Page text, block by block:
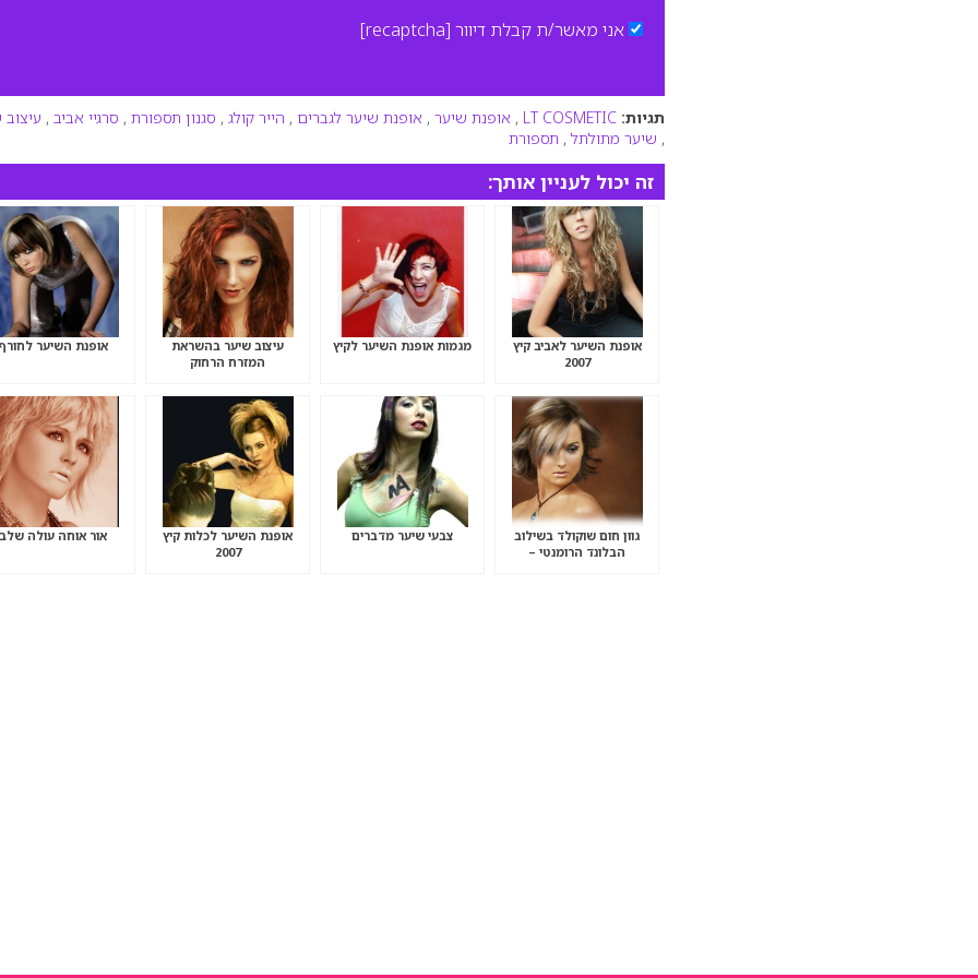
אני מאשר/ת קבלת דיוור [recaptcha]
תגיות: LT COSMETIC
, אופנת שיער , אופנת שיער לגברים , הייר קולג , סגנון תספורת , סרגיי אביב ,
, שיער מתולתל , תספורת
זה יכול לעניין אותך:
אופנת השיער לאביב קיץ
2007
מגמות אופנת השיער לקיץ
עיצוב שיער בהשראת
המזרח הרחוק
אופנת השיער
גוון חום שוקולד בשילוב
הבלונד הרומנטי –
צבעי שיער מדברים
אופנת השיער לכלות קיץ
2007
אור אוחה עולה שלב